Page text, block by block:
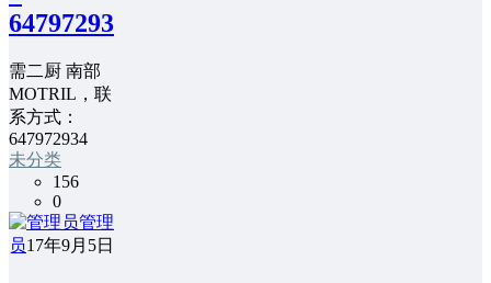
647972934
需二厨 南部
MOTRIL，联
系方式：
647972934
未分类
156
0
管理
员17年9月5日